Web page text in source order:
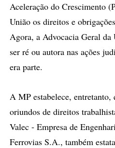
Aceleração do Crescimento
União os direitos e
Agora, a Advocacia Geral da
ser ré ou autora nas ações
era parte.
A MP estabelece,
oriundos de direitos
Valec - Empresa de
Ferrovias S.A., também